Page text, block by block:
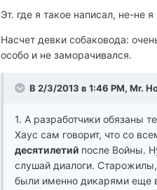
Эт. где я такое написал, не-не я
Насчет девки собаковода:
особо и не заморачивался.
В 2/3/2013 в 1:46 PM, Mr.
1. А разработчики обязаны
Хаус сам говорит, что со
десятилетий после Войны.
слушай диалоги. Старожилы,
были именно дикарями еще